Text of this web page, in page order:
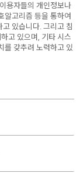
용자들의 개인정보나
알고리즘 등을 통하여
있습니다. 그리고 침
고 있으며, 기타 시스
를 갖추려 노력하고 있